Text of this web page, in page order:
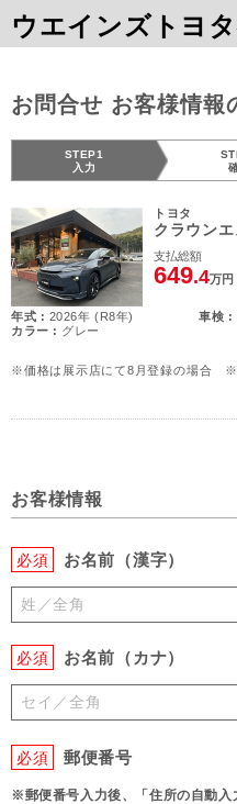
ウエインズトヨタ
お問合せ お客様情報
STEP1
入力
トヨタ
クラウン
支払総額
649.4万円
年式 : 2026年 (R8年) 車検 :
カラー : グレー
※価格は展示店にて8月登録の場合 ※
お客様情報
必須 お名前（漢字）
必須 お名前（カナ）
必須 郵便番号
※郵便番号入力後、「住所の自動入